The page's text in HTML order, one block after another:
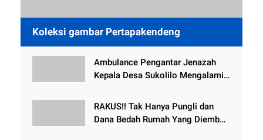
Koleksi gambar Pertapakendeng
Ambulance Pengantar Jenazah
Kepala Desa Sukolilo Mengalami
Meninggal Dunia
RAKUS!! Tak Hanya Pungli dan
Dana Bedah Rumah Yang Diembat,